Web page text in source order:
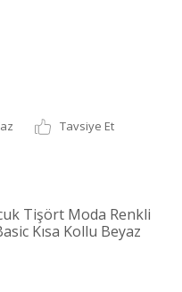
Tavsiye Et
Tişört Moda Renkli
Kısa Kollu Beyaz